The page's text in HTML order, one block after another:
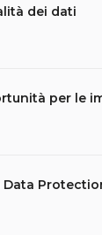
dei dati
per le
Data